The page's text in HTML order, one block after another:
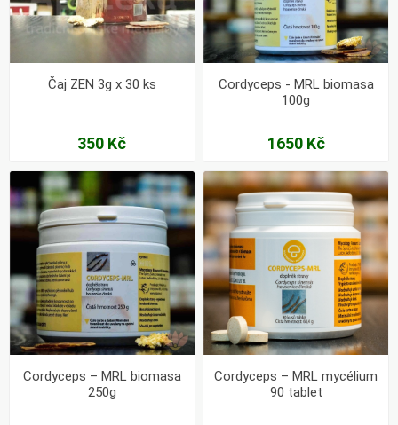
Čaj ZEN 3g x 30 ks
350 Kč
Cordyceps - MRL biomasa
100g
1650 Kč
Cordyceps – MRL biomasa
250g
Cordyceps – MRL mycélium
90 tablet